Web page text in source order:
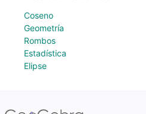
Coseno
Geometría
Rombos
Estadística
Elipse